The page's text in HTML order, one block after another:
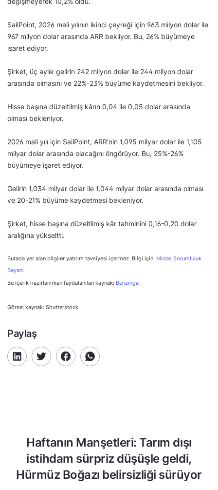
SailPoint, 2026 mali yılının ikinci çeyreği için 963 milyon dolar ile
967 milyon dolar arasında ARR bekliyor. Bu, 26% büyümeye
işaret ediyor.
Şirket, üç aylık gelirin 242 milyon dolar ile 244 milyon dolar
arasında olmasını ve 22%-23% büyüme kaydetmesini bekliyor.
Hisse başına düzeltilmiş kârın 0,04 ile 0,05 dolar arasında
olması bekleniyor.
2026 mali yılı için SailPoint, ARR’nin 1,095 milyar dolar ile 1,105
milyar dolar arasında olacağını öngörüyor. Bu, 25%-26%
büyümeye işaret ediyor.
Gelirin 1,034 milyar dolar ile 1,044 milyar dolar arasında olması
ve 20-21% büyüme kaydetmesi bekleniyor.
Şirket, hisse başına düzeltilmiş kâr tahminini 0,16-0,20 dolar
aralığına yükseltti.
Burada yer alan bilgiler yatırım tavsiyesi içermez. Bilgi için: Midas Sorumluluk
Beyanı
Bu içerik hazırlanırken faydalanılan kaynak: Benzinga
Görsel kaynak: Shutterstock
Paylaş
Haftanın Manşetleri: Tarım dışı
istihdam sürpriz düşüşle geldi,
Hürmüz Boğazı belirsizliği sürüyor